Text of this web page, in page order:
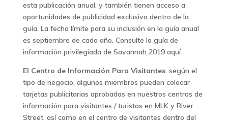
esta publicación anual, y también tienen acceso a
oportunidades de publicidad exclusiva dentro de la
guía. La fecha límite para su inclusión en la guía anual
es septiembre de cada año. Consulte la guía de
información privilegiada de Savannah 2019 aquí.
El Centro de Información Para Visitantes: según el
tipo de negocio, algunos miembros pueden colocar
tarjetas publicitarias aprobadas en nuestros centros de
información para visitantes / turistas en MLK y River
Street, así como en el centro de visitantes dentro del